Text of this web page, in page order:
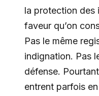
la protection des
faveur qu’on
Pas le même
indignation. Pas
défense.
entrent parfois